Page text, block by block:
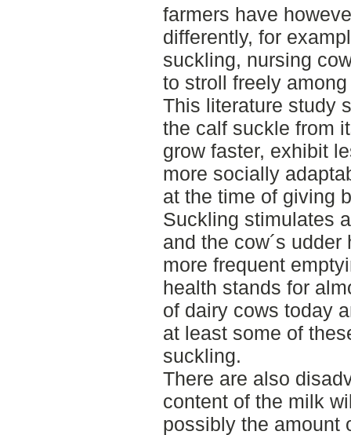
farmers have
differently, for
suckling, nursing
to stroll freely
This literature study
the calf suckle from
grow faster, exhibit
more socially
at the time of giving
Suckling stimulates
and the cow´s
more frequent
health stands for
of dairy cows today
at least some of
suckling.
There are also
content of the milk
possibly the amount